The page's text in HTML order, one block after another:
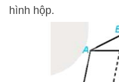
hình hộp.